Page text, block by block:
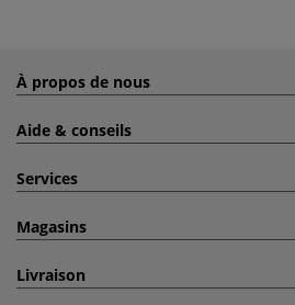
À propos de nous
Aide & conseils
Services
Magasins
Livraison